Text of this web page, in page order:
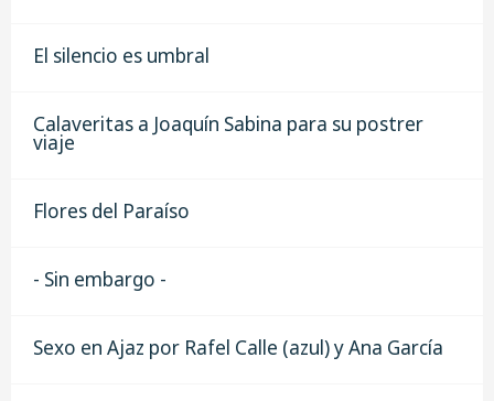
El silencio es umbral
Calaveritas a Joaquín Sabina para su postrer
viaje
Flores del Paraíso
- Sin embargo -
Sexo en Ajaz por Rafel Calle (azul) y Ana García